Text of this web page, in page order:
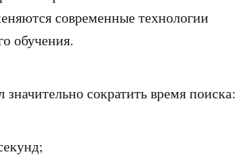
современные технологии
обучения.
сократить время поиска: